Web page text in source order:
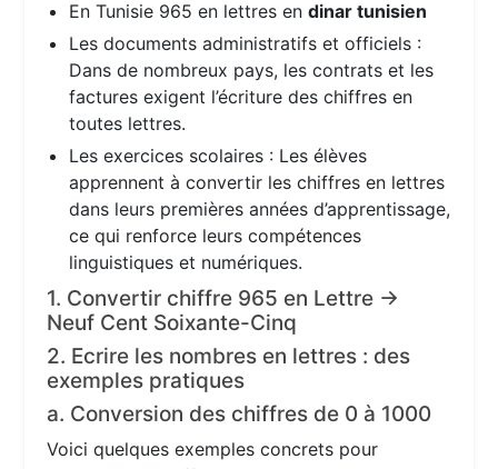
En Tunisie 965 en lettres endinar tunisien
Les documents administratifs et officiels :
Dans de nombreux pays, les contrats et les
factures exigent l’écriture des chiffres en
toutes lettres.
Les exercices scolaires : Les élèves
apprennent à convertir les chiffres en lettres
dans leurs premières années d’apprentissage,
ce qui renforce leurs compétences
linguistiques et numériques.
1. Convertir chiffre 965 en Lettre →
Neuf Cent Soixante-Cinq
2. Ecrire les nombres en lettres : des
exemples pratiques
a. Conversion des chiffres de 0 à 1000
Voici quelques exemples concrets pour